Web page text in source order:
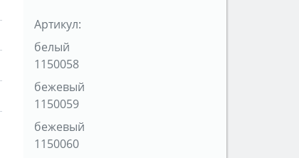
Артикул:
белый
1150058
бежевый
1150059
бежевый
1150060